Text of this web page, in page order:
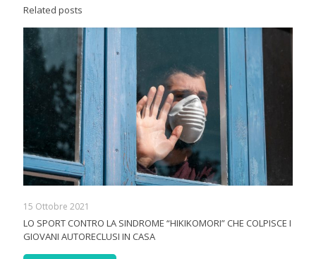
Related posts
15 Ottobre 2021
LO SPORT CONTRO LA SINDROME “HIKIKOMORI” CHE COLPISCE I
GIOVANI AUTORECLUSI IN CASA